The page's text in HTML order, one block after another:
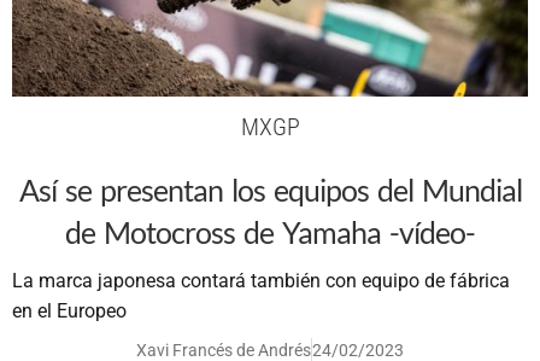
MXGP
Así se presentan los equipos del Mundial
de Motocross de Yamaha -vídeo-
La marca japonesa contará también con equipo de fábrica
en el Europeo
Xavi Francés de Andrés24/02/2023